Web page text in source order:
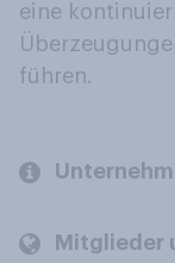
eine
führen.
Mitglieder